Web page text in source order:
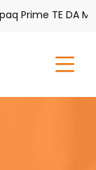
TE DA MÁS!